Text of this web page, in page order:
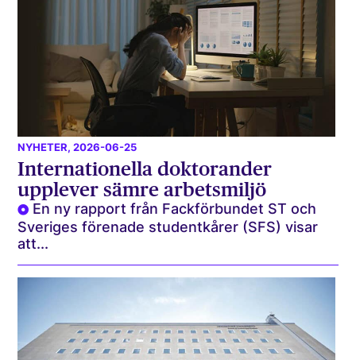
NYHETER, 2026-06-25
Internationella doktorander
upplever sämre arbetsmiljö
En ny rapport från Fackförbundet ST och
Sveriges förenade studentkårer (SFS) visar
att...